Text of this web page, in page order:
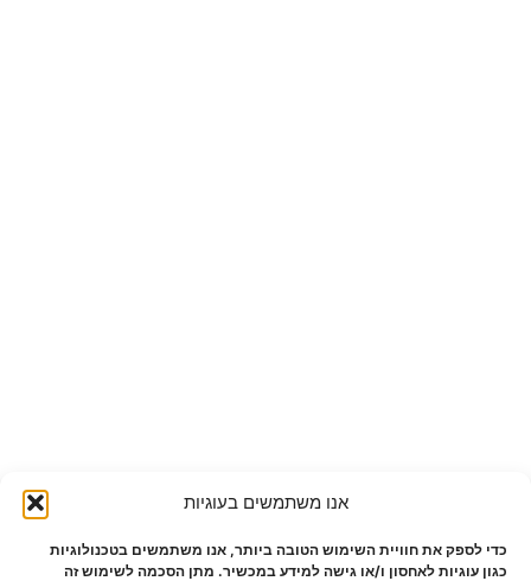
אנו משתמשים בעוגיות
כדי לספק את חוויית השימוש הטובה ביותר, אנו משתמשים בטכנולוגיות
כגון עוגיות לאחסון ו/או גישה למידע במכשיר. מתן הסכמה לשימוש זה